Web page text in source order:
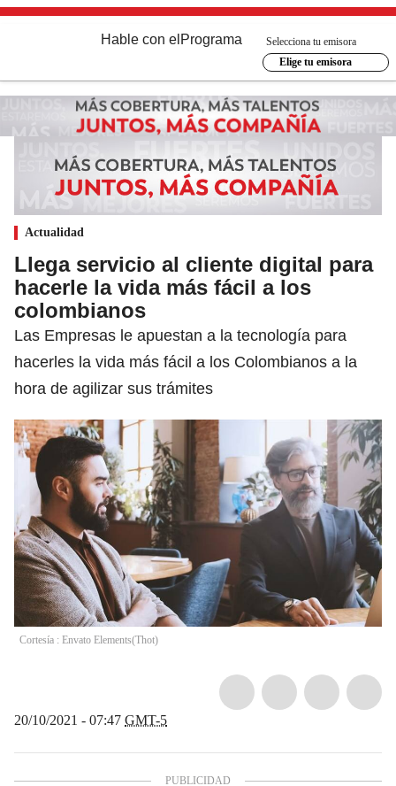
Hable con el Programa
Selecciona tu emisora
Elige tu emisora
Actualidad
Llega servicio al cliente digital para
hacerle la vida más fácil a los
colombianos
Las Empresas le apuestan a la tecnología para
hacerles la vida más fácil a los Colombianos a la
hora de agilizar sus trámites
Cortesía : Envato Elements(Thot)
20/10/2021 - 07:47 GMT-5